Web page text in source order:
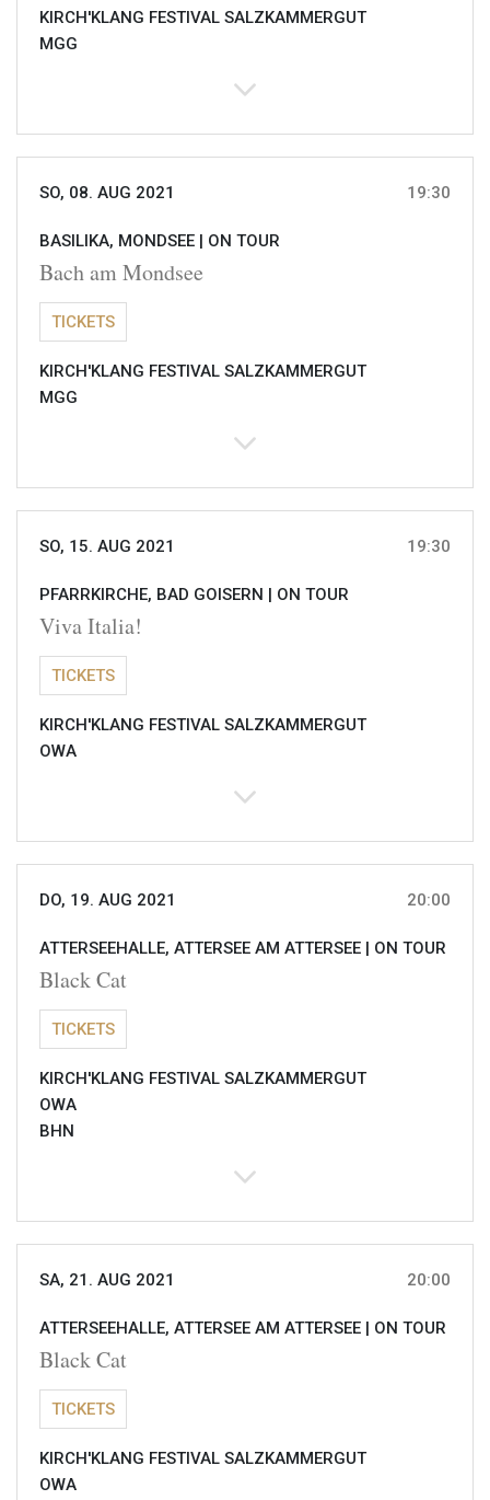
KIRCH'KLANG FESTIVAL SALZKAMMERGUT
MGG
SO, 08. AUG 2021 19:30
BASILIKA, MONDSEE | ON TOUR
Bach am Mondsee
TICKETS
KIRCH'KLANG FESTIVAL SALZKAMMERGUT
MGG
SO, 15. AUG 2021 19:30
PFARRKIRCHE, BAD GOISERN | ON TOUR
Viva Italia!
TICKETS
KIRCH'KLANG FESTIVAL SALZKAMMERGUT
OWA
DO, 19. AUG 2021 20:00
ATTERSEEHALLE, ATTERSEE AM ATTERSEE | ON TOUR
Black Cat
TICKETS
KIRCH'KLANG FESTIVAL SALZKAMMERGUT
OWA
BHN
SA, 21. AUG 2021 20:00
ATTERSEEHALLE, ATTERSEE AM ATTERSEE | ON TOUR
Black Cat
TICKETS
KIRCH'KLANG FESTIVAL SALZKAMMERGUT
OWA